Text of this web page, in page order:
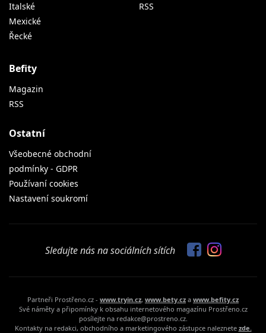
Italské
Mexické
Řecké
RSS
Befity
Magazin
RSS
Ostatní
Všeobecné obchodní
podmínky - GDPR
Používaní cookies
Nastavení soukromí
Sledujte nás na sociálních sítích
Partneři Prostřeno.cz - www.tryin.cz, www.bety.cz a www.befity.cz
Své náměty a připomínky k obsahu internetového magazínu Prostřeno.cz
posílejte na redakce@prostreno.cz.
Kontakty na redakci, obchodního a marketingového zástupce naleznete zde.